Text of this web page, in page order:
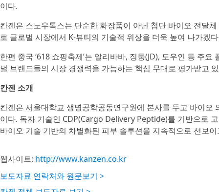
이다.
칸젠은 스노우톡스는 단순한 화장품이 아닌 첨단 바이오 전달
로 글로벌 시장에서 K-뷰티의 기술적 위상을 더욱 높여 나가겠
한편 중국 ‘618 쇼핑축제’는 알리바바, 징둥(JD), 도우인 등 주
벌 브랜드들의 시장 경쟁력을 가늠하는 핵심 무대로 평가받고
칸젠 소개
칸젠은 서울대학교 생명공학공동연구원에 본사를 두고 바이
이다. 독자 기술인 CDP(Cargo Delivery Peptide)를 기반으로
바이오 기술 기반의 차별화된 피부 솔루션을 지속적으로 선보
웹사이트: http://www.kanzen.co.kr
보도자료 연락처와 원문보기 >